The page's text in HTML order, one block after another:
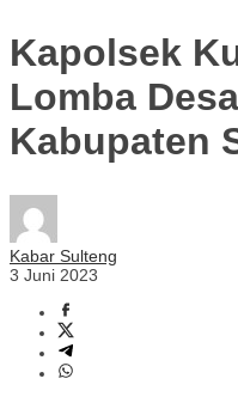
Kapolsek
Lomba
Kabupaten
Kabar Sulteng
3 Juni 2023